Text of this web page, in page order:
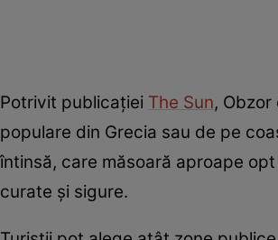
Potrivit publicației The Sun,
populare din Grecia sau de pe
întinsă, care măsoară aproape
curate și sigure.